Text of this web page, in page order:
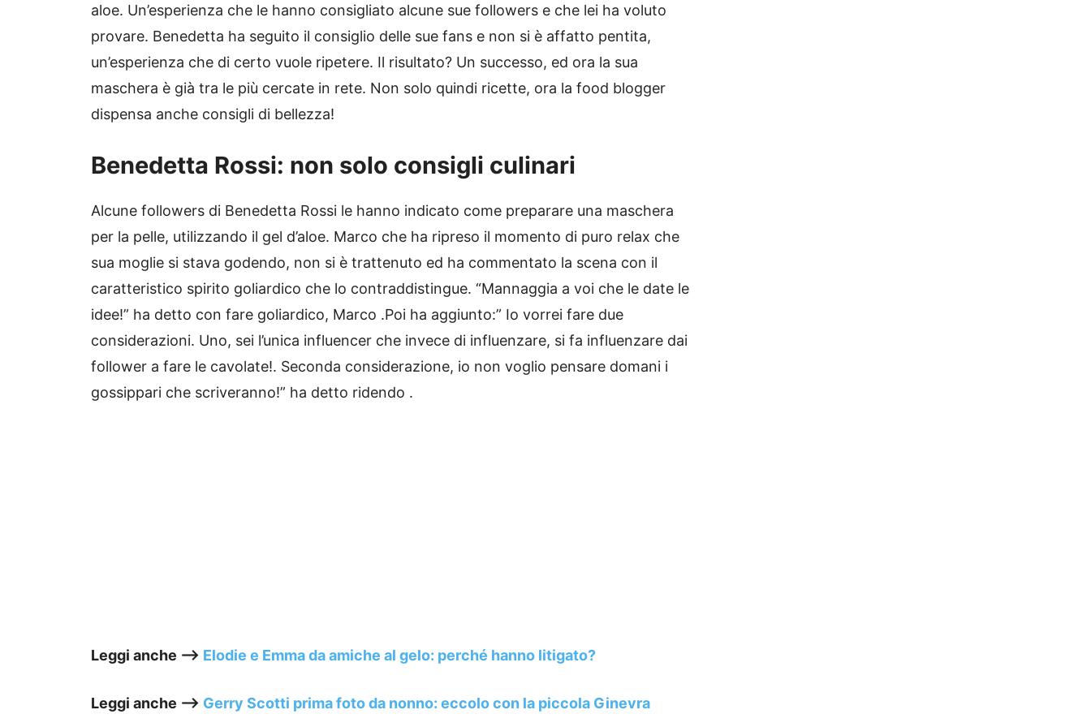
aloe. Un’esperienza che le hanno consigliato alcune sue followers e che lei ha voluto
provare. Benedetta ha seguito il consiglio delle sue fans e non si è affatto pentita,
un’esperienza che di certo vuole ripetere. Il risultato? Un successo, ed ora la sua
maschera è già tra le più cercate in rete. Non solo quindi ricette, ora la food blogger
dispensa anche consigli di bellezza!
Benedetta Rossi: non solo consigli culinari
Alcune followers di Benedetta Rossi le hanno indicato come preparare una maschera
per la pelle, utilizzando il gel d’aloe. Marco che ha ripreso il momento di puro relax che
sua moglie si stava godendo, non si è trattenuto ed ha commentato la scena con il
caratteristico spirito goliardico che lo contraddistingue. “Mannaggia a voi che le date le
idee!” ha detto con fare goliardico, Marco .Poi ha aggiunto:” Io vorrei fare due
considerazioni. Uno, sei l’unica influencer che invece di influenzare, si fa influenzare dai
follower a fare le cavolate!. Seconda considerazione, io non voglio pensare domani i
gossippari che scriveranno!” ha detto ridendo .
Leggi anche —-> Elodie e Emma da amiche al gelo: perché hanno litigato?
Leggi anche —-> Gerry Scotti prima foto da nonno: eccolo con la piccola Ginevra